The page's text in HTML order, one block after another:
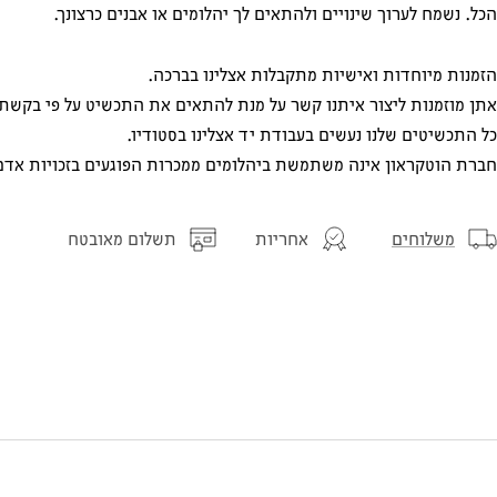
הכל. נשמח לערוך שינויים ולהתאים לך יהלומים או אבנים כרצונך.
הזמנות מיוחדות ואישיות מתקבלות אצלינו בברכה.
אתן מוזמנות ליצור איתנו קשר על מנת להתאים את התכשיט על פי
כל התכשיטים שלנו נעשים בעבודת יד אצלינו בסטודיו.
חברת הוטקראון אינה משתמשת ביהלומים ממכרות הפוגעים בזכויות
משלוחים אחריות תשלום מאובטח